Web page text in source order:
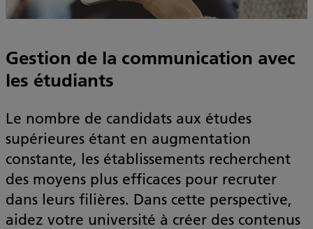
Gestion de la communication avec
les étudiants
Le nombre de candidats aux études
supérieures étant en augmentation
constante, les établissements recherchent
des moyens plus efficaces pour recruter
dans leurs filières. Dans cette perspective,
aidez votre université à créer des contenus